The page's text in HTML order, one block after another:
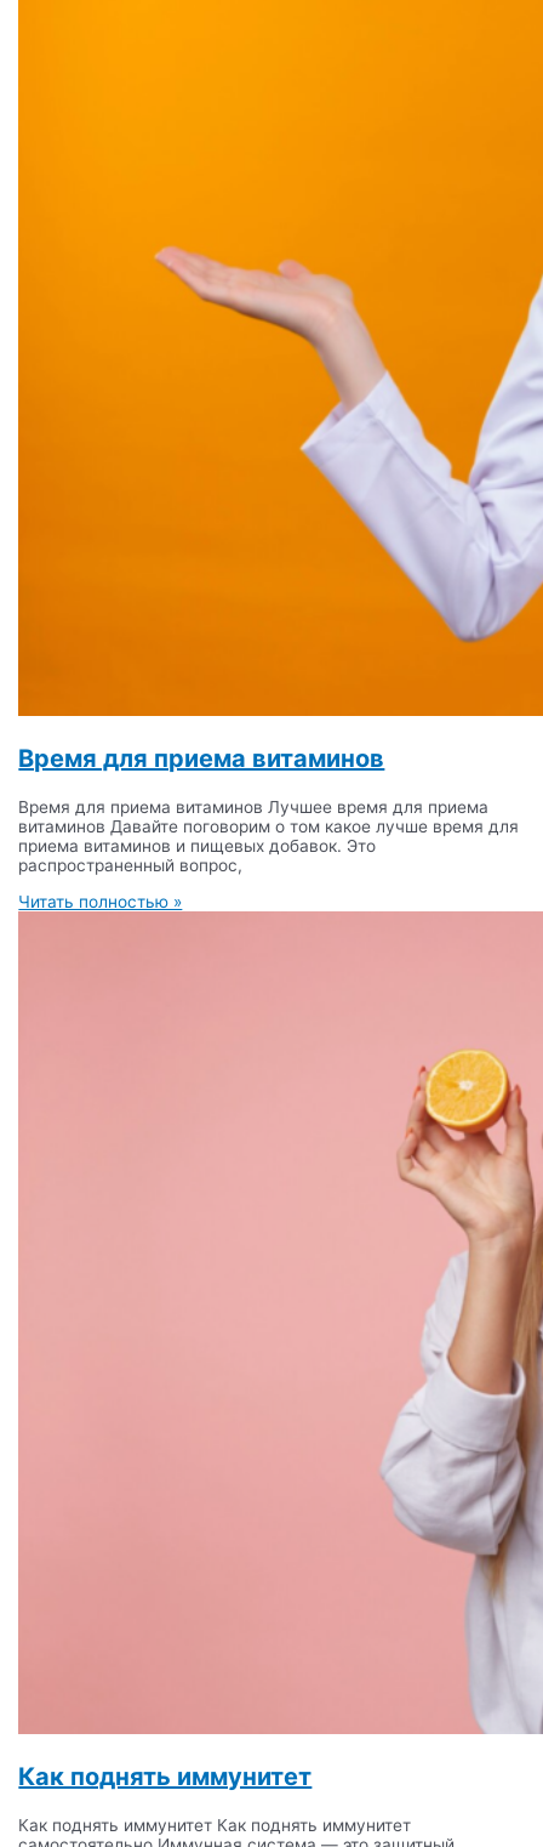
Время для приема витаминов
Время для приема витаминов Лучшее время для приема
витаминов Давайте поговорим о том какое лучше время для
приема витаминов и пищевых добавок. Это
распространенный вопрос,
Читать полностью »
Как поднять иммунитет
Как поднять иммунитет Как поднять иммунитет